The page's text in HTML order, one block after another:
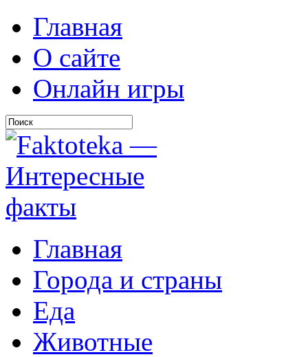
Главная
О сайте
Онлайн игры
Главная
Города и страны
Еда
Животные